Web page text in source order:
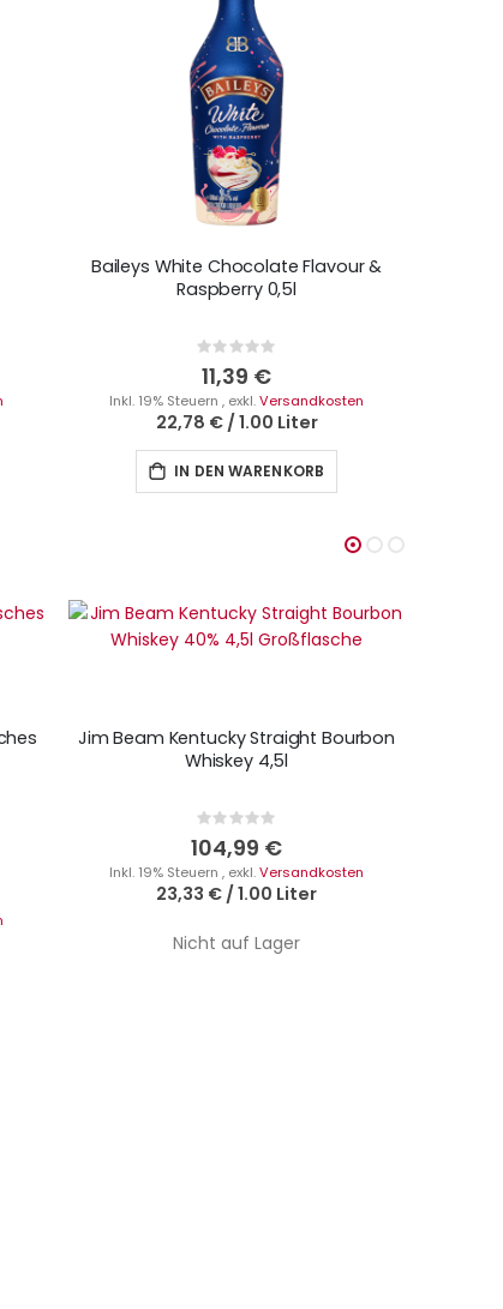
Baileys White Chocolate Flavour &
Raspberry 0,5l
Rating:
0%
11,39 €
Inkl. 19% Steuern , exkl.Versandkosten
22,78 €/1.00 Liter
IN DEN WARENKORB
Jim Beam Kentucky Straight Bourbon
Whiskey 4,5l
Rating:
0%
104,99 €
Inkl. 19% Steuern , exkl.Versandkosten
23,33 € /1.00 Liter
Nicht auf Lager